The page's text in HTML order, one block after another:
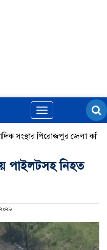
Toggle
navigation
সংস্থার পিরোজপুর জেলা কমিটি
পাইলটসহ নিহত